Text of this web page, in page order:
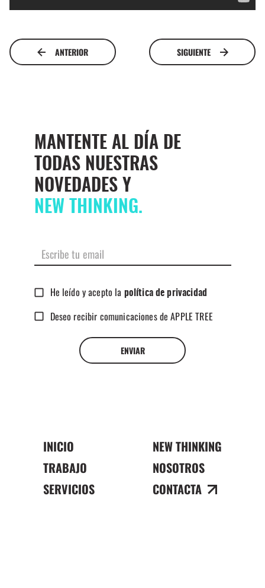
ANTERIOR SIGUIENTE
MANTENTE AL DÍA DE
TODAS NUESTRAS
NOVEDADES Y
NEW THINKING.
He leído y acepto la política de privacidad
Deseo recibir comunicaciones de APPLE TREE
ENVIAR
INICIO
TRABAJO
SERVICIOS
NEW THINKING
NOSOTROS
CONTACTA